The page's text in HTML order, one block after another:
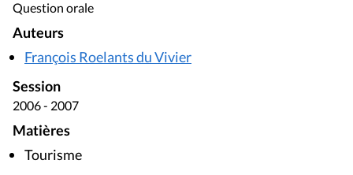
Question orale
Auteurs
François Roelants du Vivier
Session
2006 - 2007
Matières
Tourisme